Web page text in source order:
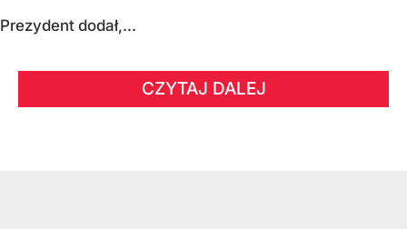
Prezydent dodał,...
CZYTAJ DALEJ